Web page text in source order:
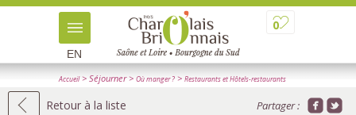
0
EN
Accueil> Séjourner> Où manger ? > Restaurants et Hôtels-restaurants
Retour à la liste Partager :